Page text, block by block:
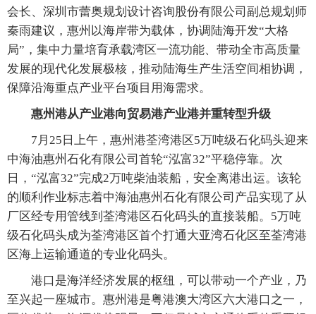
会长、深圳市蕾奥规划设计咨询股份有限公司副总规划师
秦雨建议，惠州以海岸带为载体，协调陆海开发“大格
局”，集中力量培育承载湾区一流功能、带动全市高质量
发展的现代化发展极核，推动陆海生产生活空间相协调，
保障沿海重点产业平台项目用海需求。
惠州港从产业港向贸易港产业港并重转型升级
7月25日上午，惠州港荃湾港区5万吨级石化码头迎来
中海油惠州石化有限公司首轮“泓富32”平稳停靠。次
日，“泓富32”完成2万吨柴油装船，安全离港出运。该轮
的顺利作业标志着中海油惠州石化有限公司产品实现了从
厂区经专用管线到荃湾港区石化码头的直接装船。5万吨
级石化码头成为荃湾港区首个打通大亚湾石化区至荃湾港
区海上运输通道的专业化码头。
港口是海洋经济发展的枢纽，可以带动一个产业，乃
至兴起一座城市。惠州港是粤港澳大湾区六大港口之一，